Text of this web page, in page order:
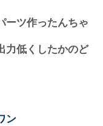
ーツ作ったんちゃ
力低くしたかのど
ン